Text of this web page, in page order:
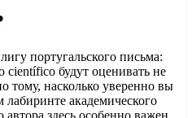
португальского письма:
científico будут оценивать не
тому, насколько уверенно вы
академического